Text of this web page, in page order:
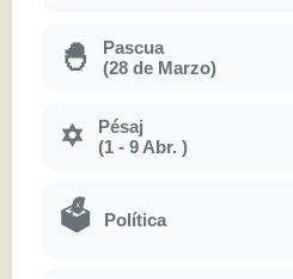
🐣
Pascua
(28 de Marzo)
✡
Pésaj
(1 - 9 Abr. )
🗳 Política